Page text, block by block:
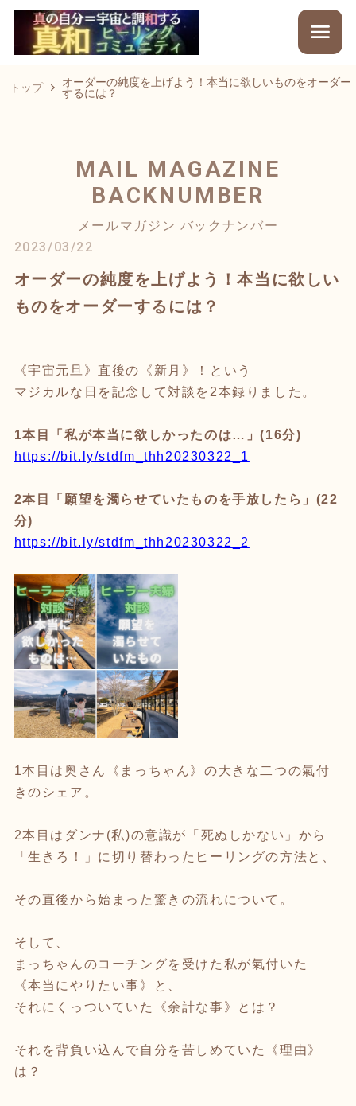
トップ
オーダーの純度を上げよう！本当に欲しいものをオーダー
するには？
MAIL MAGAZINE
BACKNUMBER
メールマガジン バックナンバー
2023/03/22
オーダーの純度を上げよう！本当に欲しい
ものをオーダーするには？
《宇宙元旦》直後の《新月》！という
マジカルな日を記念して対談を2本録りました。
1本目「私が本当に欲しかったのは…」(16分)
https://bit.ly/stdfm_thh20230322_1
2本目「願望を濁らせていたものを手放したら」(22
分)
https://bit.ly/stdfm_thh20230322_2
1本目は奥さん《まっちゃん》の大きな二つの氣付
きのシェア。
2本目はダンナ(私)の意識が「死ぬしかない」から
「生きろ！」に切り替わったヒーリングの方法と、
その直後から始まった驚きの流れについて。
そして、
まっちゃんのコーチングを受けた私が氣付いた
《本当にやりたい事》と、
それにくっついていた《余計な事》とは？
それを背負い込んで自分を苦しめていた《理由》
は？